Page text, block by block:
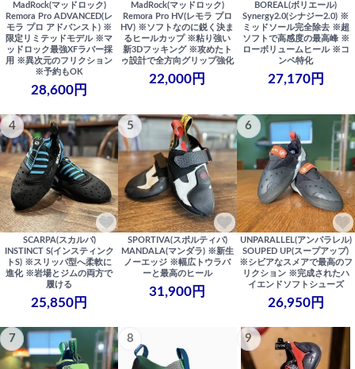
MadRock(マッドロック)
Remora Pro ADVANCED(レ
モラ プロ アドバンスト) ※
限定リミテッドモデル ※マ
ッドロック最強XFラバー採
用 ※異次元のフリクション
※予約もOK
28,600円
MadRock(マッドロック)
Remora Pro HV(レモラ プロ
HV) ※ソフトなのに鋭く決ま
るヒールカップ ※粘り強い
新3Dフッキング ※攻めたト
ゥ設計で全方向グリップ強化
22,000円
BOREAL(ボリエール)
Synergy2.0(シナジー2.0) ※
ミッドソール完全除去 ※超
ソフトで高感度の最高峰 ※
ローボリュームヒール ※コ
ンペ特化
27,170円
4
SCARPA(スカルパ)
INSTINCT S(インスティンク
トS) ※スリッパ型へ柔軟に
進化 ※岩場とジムの両方で
履ける
25,850円
5
SPORTIVA(スポルティバ)
MANDALA(マンダラ) ※新生
ノーエッジ ※幅広トウラバ
ーと最高のヒール
31,900円
6
UNPARALLEL(アンパラレル)
SOUPED UP(スープアップ)
※シビアなスメアで最高のフ
リクション ※完成されたハ
イエンドソフトシューズ
26,950円
7 8 9